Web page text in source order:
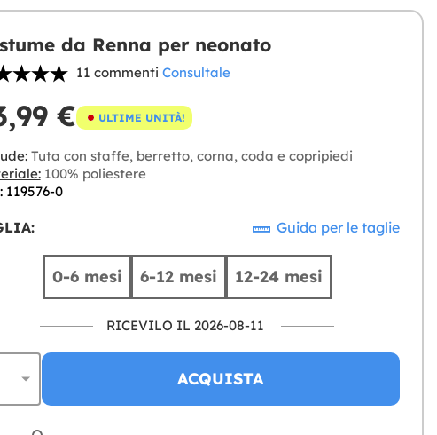
da Renna per neonato
11 commenti Consultale
€ ULTIME UNITÀ!
Tuta con staffe, berretto, corna, coda e copripiedi
100% poliestere
119576-0
Guida per le taglie
0-6 mesi 6-12 mesi 12-24 mesi
RICEVILO IL 2026-08-11
ACQUISTA